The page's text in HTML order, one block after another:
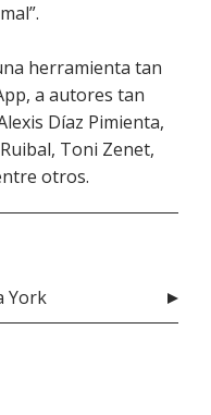
herramienta tan
a autores tan
Díaz Pimienta,
Toni Zenet,
otros.
York